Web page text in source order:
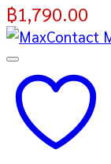
฿1,790.00